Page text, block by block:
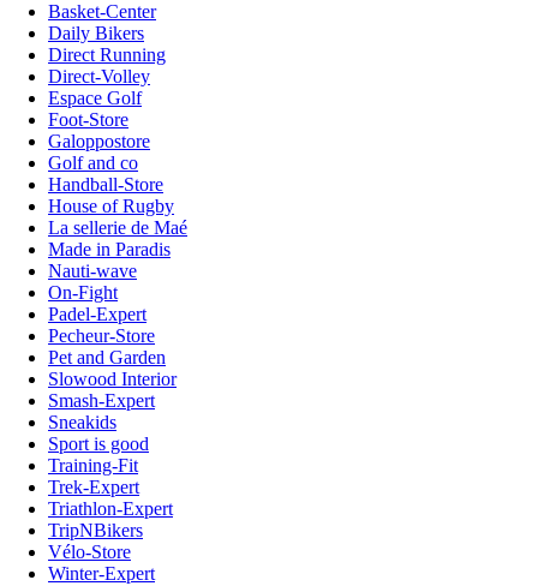
Basket-Center
Daily Bikers
Direct Running
Direct-Volley
Espace Golf
Foot-Store
Galoppostore
Golf and co
Handball-Store
House of Rugby
La sellerie de Maé
Made in Paradis
Nauti-wave
On-Fight
Padel-Expert
Pecheur-Store
Pet and Garden
Slowood Interior
Smash-Expert
Sneakids
Sport is good
Training-Fit
Trek-Expert
Triathlon-Expert
TripNBikers
Vélo-Store
Winter-Expert